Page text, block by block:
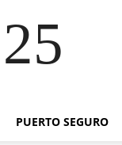
PUERTO SEGURO